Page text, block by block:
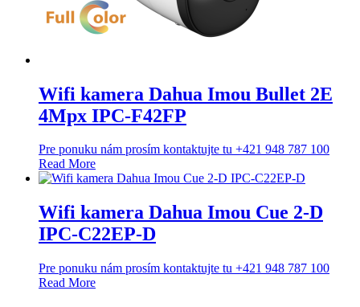
Wifi kamera Dahua Imou Bullet 2E
4Mpx IPC-F42FP
Pre ponuku nám prosím kontaktujte tu +421 948 787 100
Read More
Wifi kamera Dahua Imou Cue 2-D
IPC-C22EP-D
Pre ponuku nám prosím kontaktujte tu +421 948 787 100
Read More